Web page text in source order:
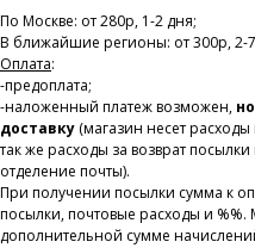
По Москве: от 280р, 1-2 дня;
В ближайшие регионы: от 300р, 2-
Оплата:
-предоплата;
-наложенный платеж возможен,
доставку (магазин несет расходы
так же расходы за возврат посылки
отделение почты).
При получении посылки сумма к
посылки, почтовые расходы и
дополнительной сумме